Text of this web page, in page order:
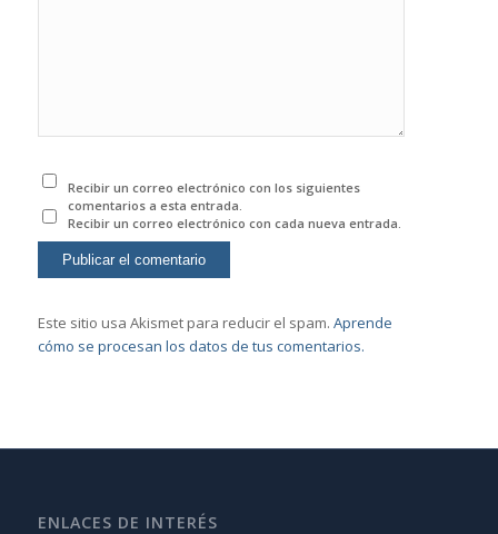
Recibir un correo electrónico con los siguientes
comentarios a esta entrada.
Recibir un correo electrónico con cada nueva entrada.
Este sitio usa Akismet para reducir el spam. Aprende
cómo se procesan los datos de tus comentarios.
ENLACES DE INTERÉS